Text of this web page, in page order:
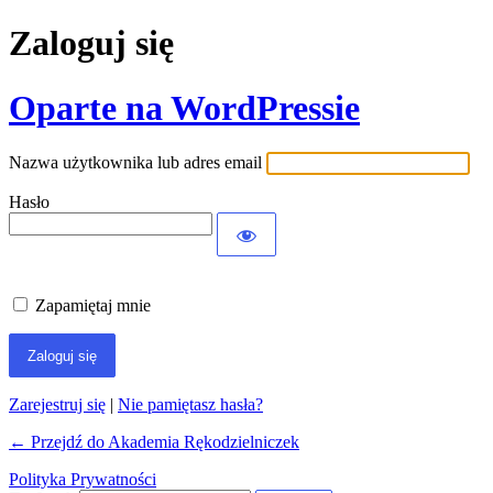
Zaloguj się
Oparte na WordPressie
Nazwa użytkownika lub adres email
Hasło
Zapamiętaj mnie
Zarejestruj się | Nie pamiętasz hasła?
← Przejdź do Akademia Rękodzielniczek
Polityka Prywatności